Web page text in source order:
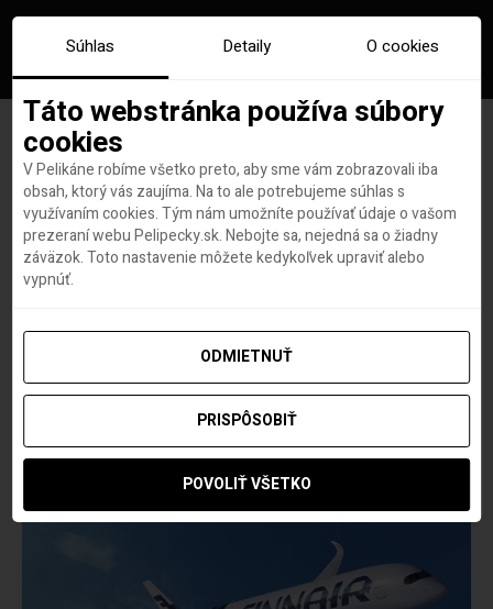
Aerolinky Finnair bezplatne
poistia všetkých cestujúcích
na COVID-19
autorLovci leteniek a dovoleniek
Súhlas Detaily O cookies
Táto webstránka používa súbory
cookies
V Pelikáne robíme všetko preto, aby sme vám zobrazovali iba
obsah, ktorý vás zaujíma. Na to ale potrebujeme súhlas s
využívaním cookies. Tým nám umožníte používať údaje o vašom
prezeraní webu Pelipecky.sk. Nebojte sa, nejedná sa o žiadny
záväzok. Toto nastavenie môžete kedykoľvek upraviť alebo
vypnúť.
ODMIETNUŤ
PRISPÔSOBIŤ
POVOLIŤ VŠETKO